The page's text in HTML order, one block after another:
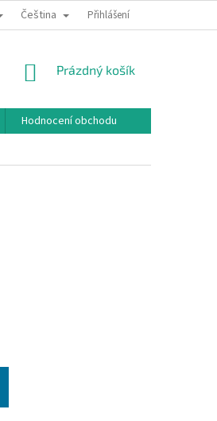
OCHRANY OSOBNÍCH ÚDAJŮ
Čeština Přihlášení
NÁKUPNÍ
Prázdný košík
Hodnocení obchodu